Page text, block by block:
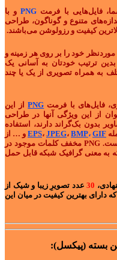
فایل‌هایی با فرمت PNGو با
متنوع و گوناگون، طراحی
کیفیت و رزولوشن می‌باشند.
موردنظر خود را بر روی هر زمینه و
ترتیب خودتان به آسانی یک
به همراه تصویری از یک یا چند
فایل‌های با فرمت PNG
از این
از این ویژگی‌ آنها در طراحی
بدون بک‌گراند دارند، استفاده
EPS، JPEG، BMP، GIF
و … از
فرمت‌های رایج در زمینه‌ی فایل‌های تصویری است. PNG مخفف کلمات موجود در
به معنی گرافیک شبکه قابل حمل
30 عدد تصویرِ زیبا و شیک از
دارای بهترین کیفیت در میان این
بسته (پیکسل):